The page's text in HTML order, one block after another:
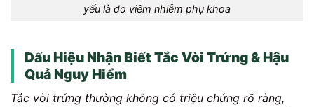
yếu là do viêm nhiễm phụ khoa
Dấu Hiệu Nhận Biết Tắc Vòi Trứng & Hậu
Quả Nguy Hiểm
Tắc vòi trứng thường không có triệu chứng rõ ràng,